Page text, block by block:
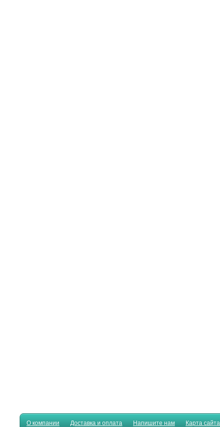
О компании Доставка и оплата Напишите нам Карта сайта